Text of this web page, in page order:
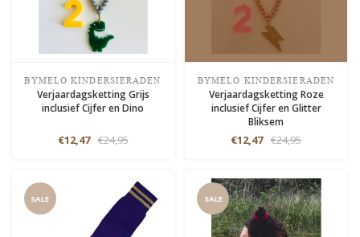
BYMELO KINDERSIERADEN
Verjaardagsketting Grijs
inclusief Cijfer en Dino
€12,47 €24,95
BYMELO KINDERSIERADEN
Verjaardagsketting Roze
inclusief Cijfer en Glitter
Bliksem
€12,47 €24,95
SALE SALE